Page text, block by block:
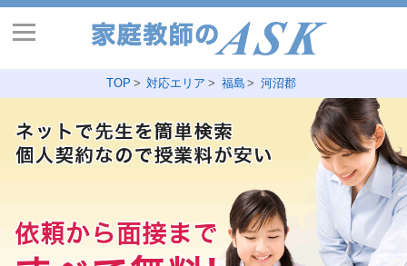
TOP 対応エリア 福島 河沼郡